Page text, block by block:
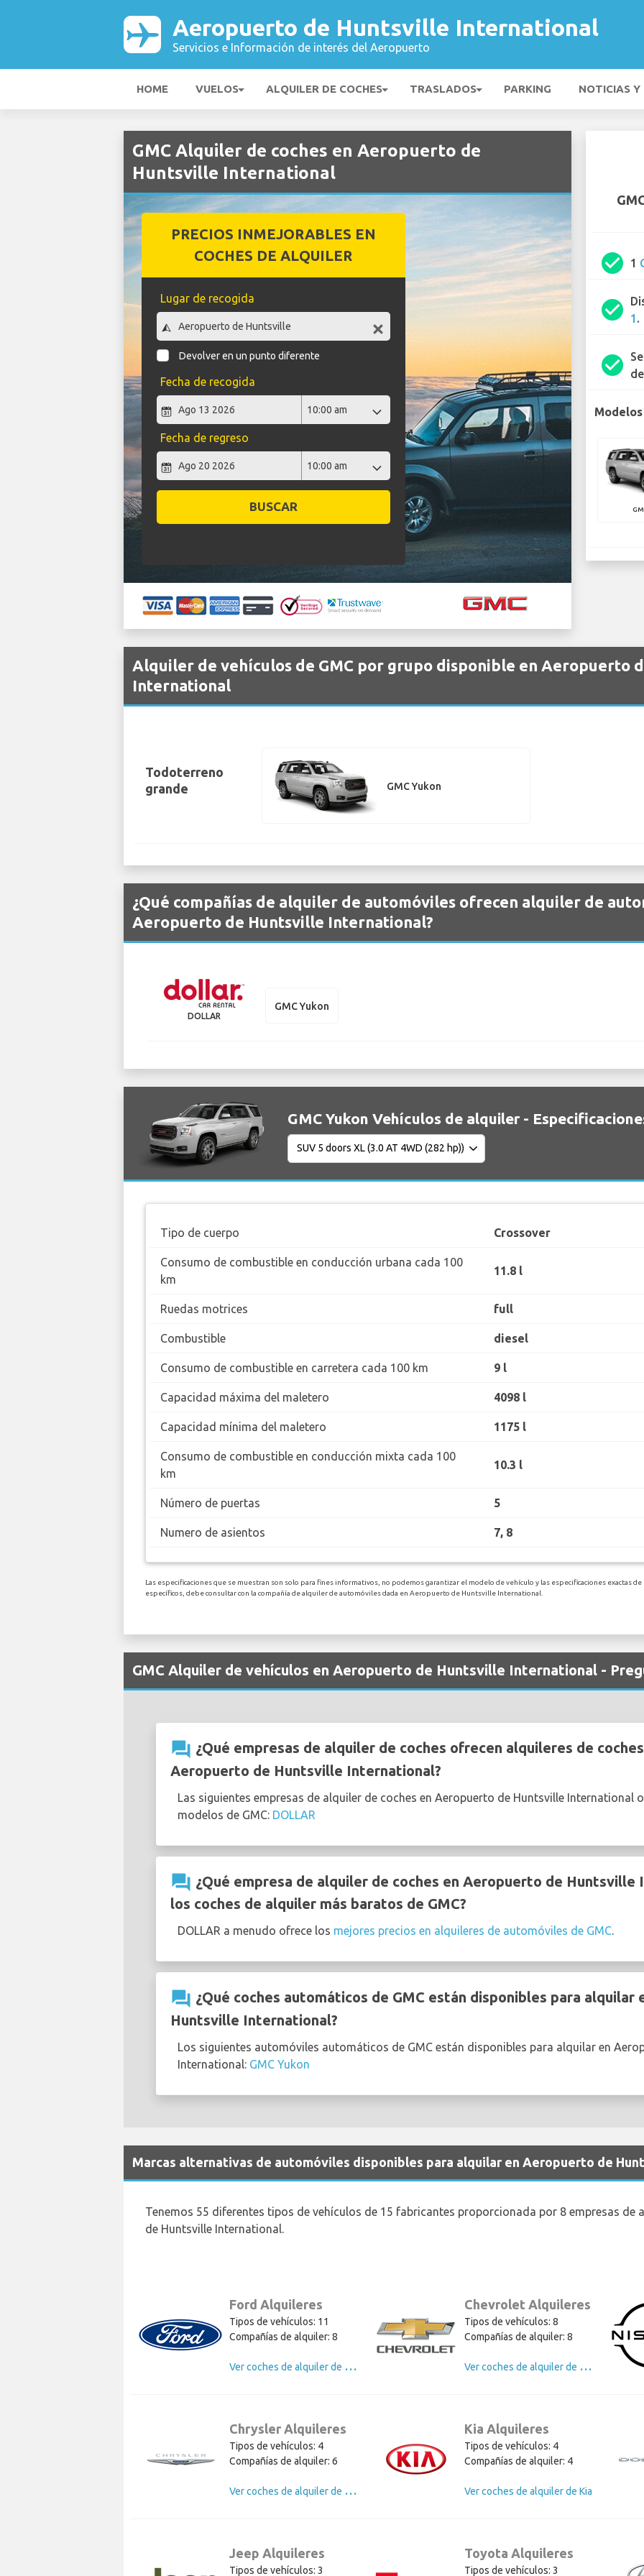
Aeropuerto de Huntsville International
Servicios e Información de interés del Aeropuerto
HOME VUELOS ALQUILER DE COCHES TRASLADOS PARKING NOTICIAS Y
GMC Alquiler de coches en Aeropuerto de
Huntsville International
PRECIOS INMEJORABLES EN
COCHES DE ALQUILER
Lugar de recogida
Devolver en un punto diferente
Fecha de recogida
Fecha de regreso
BUSCAR
check_circle 1
check_circle
1 .
check_circle
Alquiler de vehículos de GMC por grupo disponible en Aeropuerto
International
Todoterreno
grande
GMC Yukon
¿Qué compañías de alquiler de automóviles ofrecen alquiler de
Aeropuerto de Huntsville International?
DOLLAR
GMC Yukon
GMC Yukon Vehículos de alquiler -
Tipo de cuerpo Crossover
Consumo de combustible en conducción urbana cada 100
km
11.8 l
Ruedas motrices full
Combustible diesel
Consumo de combustible en carretera cada 100 km 9 l
Capacidad máxima del maletero 4098 l
Capacidad mínima del maletero 1175 l
Consumo de combustible en conducción mixta cada 100
km
10.3 l
Número de puertas 5
Numero de asientos 7, 8
Las especificaciones que se muestran son solo para fines informativos, no podemos garantizar el modelo de vehículo y las especificaciones exactas
específicos, debe consultar con la compañía de alquiler de automóviles dada en Aeropuerto de Huntsville International.
GMC Alquiler de vehículos en Aeropuerto de Huntsville International -
question_answer ¿Qué empresas de alquiler de coches ofrecen alquileres de
Aeropuerto de Huntsville International?
Las siguientes empresas de alquiler de coches en Aeropuerto de Huntsville International
modelos de GMC: DOLLAR
question_answer ¿Qué empresa de alquiler de coches en Aeropuerto de
los coches de alquiler más baratos de GMC?
DOLLAR a menudo ofrece los mejores precios en alquileres de automóviles de GMC.
question_answer ¿Qué coches automáticos de GMC están disponibles para alquilar
Huntsville International?
Los siguientes automóviles automáticos de GMC están disponibles para alquilar en
International: GMC Yukon
Marcas alternativas de automóviles disponibles para alquilar en Aeropuerto de
Tenemos 55 diferentes tipos de vehículos de 15 fabricantes proporcionada por 8 empresas de
de Huntsville International.
Ford Alquileres
Tipos de vehículos: 11
Compañías de alquiler: 8
V
er coches de alquiler de Ford
Chevrolet Alquileres
Tipos de vehículos: 8
Compañías de alquiler: 8
V
er coches de alquiler de Chevrolet
Chrysler Alquileres
Tipos de vehículos: 4
Compañías de alquiler: 6
V
er coches de alquiler de Chrysler
Kia Alquileres
Tipos de vehículos: 4
Compañías de alquiler: 4
Ver coches de alquiler de Kia
Jeep Alquileres
Tipos de vehículos: 3
Toyota Alquileres
Tipos de vehículos: 3